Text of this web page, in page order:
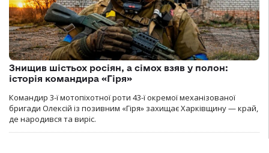
Знищив шістьох росіян, а сімох взяв у полон:
історія командира «Гіря»
Командир 3-ї мотопіхотної роти 43-ї окремої механізованої
бригади Олексій із позивним «Гіря» захищає Харківщину — край,
де народився та виріс.